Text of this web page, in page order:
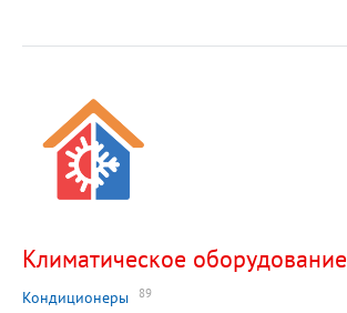
Климатическое оборудование
Кондиционеры 89